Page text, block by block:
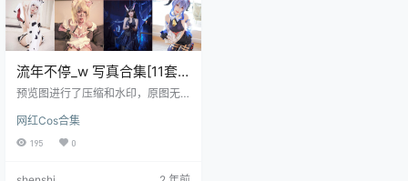
流年不停_w 写真合集[11套]
[持续更新]
预览图进行了压缩和水印，原图无
更新1套，合集共11套 预览图 资源
目录 流年不停_w NO.001 甘雨 [38P
网红Cos合集
195 0